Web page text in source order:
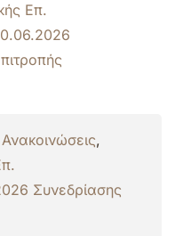
Επ.
,
Συνεδρίασης